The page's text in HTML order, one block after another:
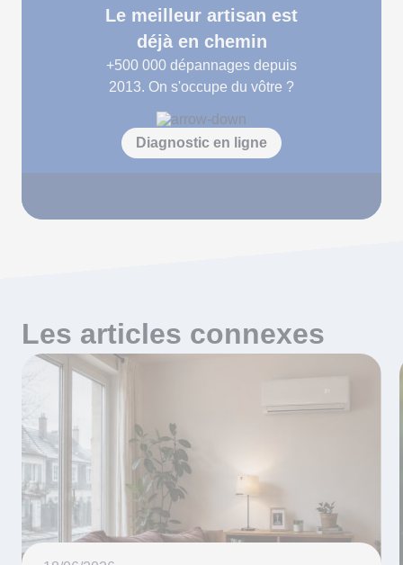
Le meilleur artisan est
déjà en chemin
+500 000 dépannages depuis
2013. On s'occupe du vôtre ?
Diagnostic en ligne
Les articles connexes